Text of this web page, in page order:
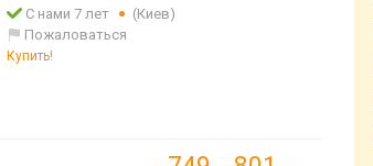
С нами 7 лет
(Киев)
Пожаловаться
Купить!